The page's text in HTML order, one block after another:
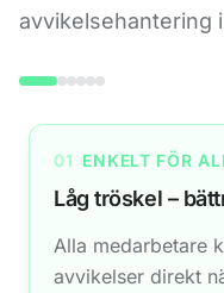
avvikelsehantering
01 ENKELT FÖR
Låg tröskel –
Alla medarbetare
avvikelser direkt